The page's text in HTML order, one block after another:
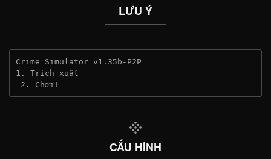
LƯU Ý
Crime Simulator v1.35b-P2P
1. Trích xuất
2. Chơi!
CẤU HÌNH